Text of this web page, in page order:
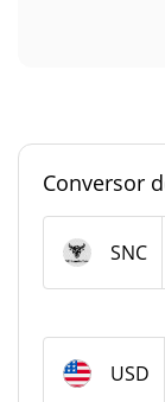
Volumen/
Rango en el
Suministro
Suministro
Conversor
SNC
USD